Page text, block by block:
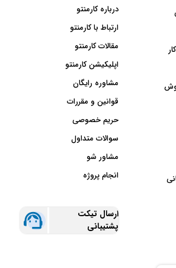
درباره کارمنتو
ارتباط با کارمنتو
مقالات کارمنتو
اپلیکیشن کارمنتو
مشاوره رایگان
قوانین و مقررات
حریم خصوصی
سوالات متداول
مشاور شو
انجام پروژه
ارسال تیکت
پشتیبانی